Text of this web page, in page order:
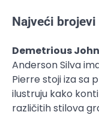
Najveći
Demetrious
Anderson Silva
Pierre stoji iza sa
ilustruju kako
različitih stilova